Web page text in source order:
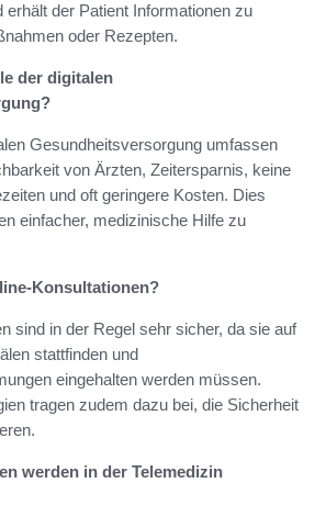
erhält der Patient Informationen zu
oder Rezepten.
der digitalen
Gesundheitsversorgung umfassen
von Ärzten, Zeitersparnis, keine
und oft geringere Kosten. Dies
einfacher, medizinische Hilfe zu
Konsultationen?
sind in der Regel sehr sicher, da sie auf
stattfinden und
eingehalten werden müssen.
tragen zudem dazu bei, die Sicherheit
werden in der Telemedizin